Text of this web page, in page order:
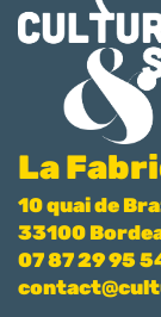
La
10 quai de
33100
07 87 29 95